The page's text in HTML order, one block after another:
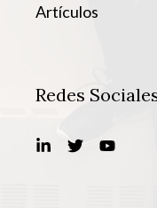
Artículos
Redes